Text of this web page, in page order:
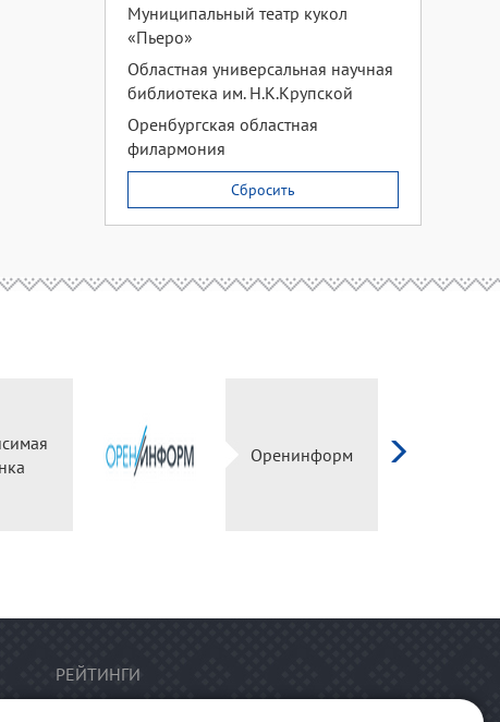
Муниципальный театр кукол
«Пьеро»
Областная универсальная научная
библиотека им. Н.К.Крупской
Оренбургская областная
филармония
Сбросить
Оренинформ
РЕЙТИНГИ